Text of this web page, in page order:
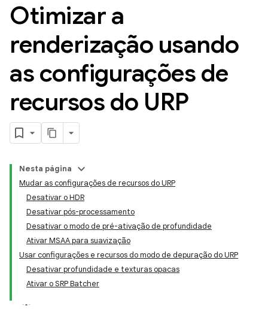
Otimizar a
renderização usando
as configurações de
recursos do URP
Nesta página
Mudar as configurações de recursos do URP
Desativar o HDR
Desativar pós-processamento
Desativar o modo de pré-ativação de profundidade
Ativar MSAA para suavização
Usar configurações e recursos do modo de depuração do URP
Desativar profundidade e texturas opacas
Ativar o SRP Batcher